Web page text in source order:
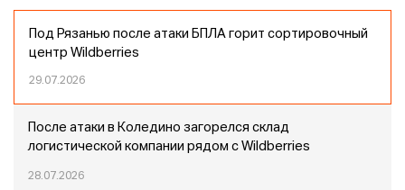
Под Рязанью после атаки БПЛА горит сортировочный
центр Wildberries
29.07.2026
После атаки в Коледино загорелся склад
логистической компании рядом с Wildberries
28.07.2026